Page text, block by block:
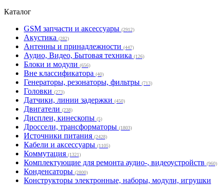
Каталог
GSM запчасти и аксессуары (2912)
Акустика (282)
Антенны и принадлежности (447)
Аудио, Видео, Бытовая техника (126)
Блоки и модули (656)
Вне классификатора (40)
Генераторы, резонаторы, фильтры (713)
Головки (273)
Датчики, линии задержки (450)
Двигатели (238)
Дисплеи, кинескопы (5)
Дроссели, трансформаторы (1803)
Источники питания (2428)
Кабели и аксессуары (1105)
Коммутация (1321)
Комплектующие для ремонта аудио-, видеоустройств (960)
Конденсаторы (2800)
Конструкторы электронные, наборы, модули, игрушки